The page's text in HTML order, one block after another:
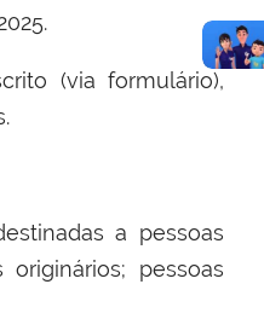
(via formulário),
a pessoas
pessoas